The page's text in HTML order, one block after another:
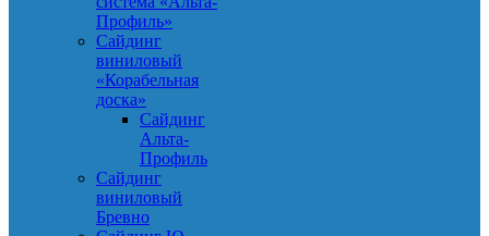
Профиль»
Сайдинг
виниловый
«Корабельная
доска»
Сайдинг
Альта-
Профиль
Сайдинг
виниловый
Бревно